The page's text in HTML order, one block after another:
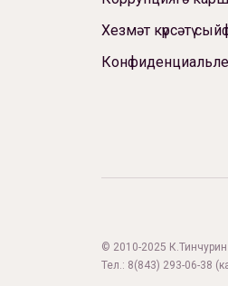
Хезмәт күрсәтү
© 2010-2025
Тел.: 8(843) 293-06-38